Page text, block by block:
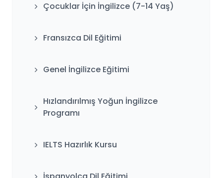
Çocuklar İçin İngilizce (7-14 Yaş)
Fransızca Dil Eğitimi
Genel İngilizce Eğitimi
Hızlandırılmış Yoğun İngilizce
Programı
IELTS Hazırlık Kursu